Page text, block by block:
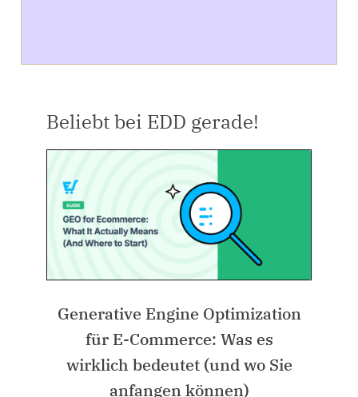
Beliebt bei EDD gerade!
Generative Engine Optimization
für E-Commerce: Was es
wirklich bedeutet (und wo Sie
anfangen können)